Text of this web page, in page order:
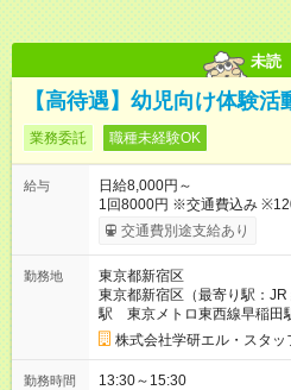
未読
【高待遇】幼児向け体験活
業務委託 職種未経験OK
給与
日給8,000円～
1回8000円 ※交通費込み
交通費別途支給あり
勤務地
東京都新宿区
東京都新宿区（最寄り駅：
駅 東京メトロ東西線早稲
中央・総武線信濃町駅）
株式会社学研エル・スタッ
勤務時間
13:30～15:30